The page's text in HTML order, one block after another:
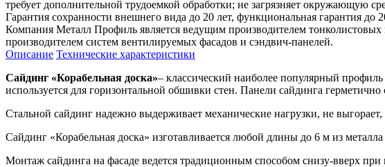
требует дополнительной трудоемкой обработки; не загрязняет окружающую
Гарантия сохранности внешнего вида до 20 лет, функциональная гарантия до
Компания Металл Профиль является ведущим производителем
производителем систем вентилируемых фасадов и сэндвич-панелей.
Описание Технические характеристики
Сайдинг «Корабельная доска»– классический наиболее популярный
используется для горизонтальной обшивки стен. Панели сайдинга
Стальной сайдинг надежно выдерживает механические нагрузки, не
Сайдинг «Корабельная доска» изготавливается любой длины до 6 м из
Монтаж сайдинга на фасаде ведется традиционным способом снизу-вверх